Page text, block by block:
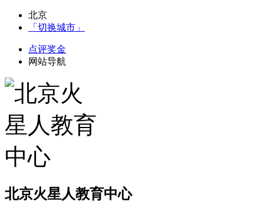
北京
「切换城市」
点评奖金
网站导航
北京火星人教育中心